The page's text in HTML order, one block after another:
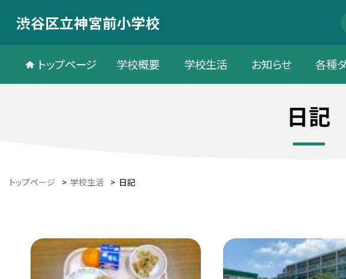
渋谷区立神宮前小学校
トップページ 学校概要 学校生活 お知らせ 各種
日記
トップページ > 学校生活 > 日記